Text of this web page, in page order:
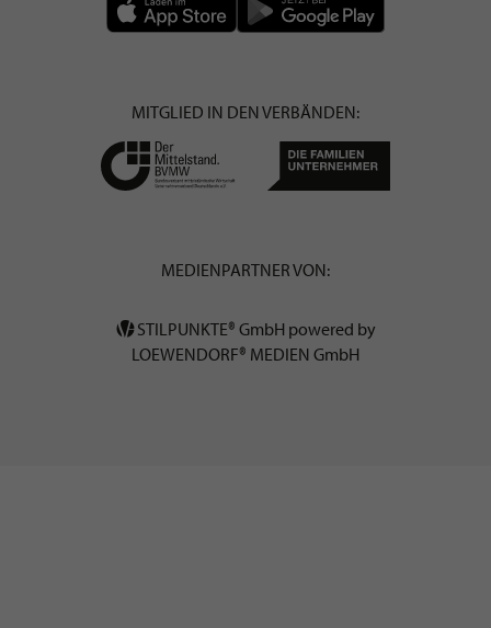
MITGLIED IN DEN VERBÄNDEN:
MEDIENPARTNER VON:
STILPUNKTE® GmbH powered by
LOEWENDORF® MEDIEN GmbH